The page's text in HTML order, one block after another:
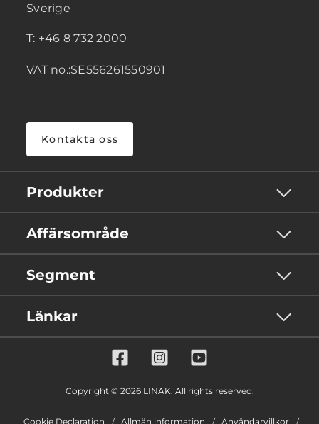
Sverige
T: +46 8 732 2000
VAT no.:SE556261550901
Kontakta oss
Produkter
Affärsområde
Segment
Länkar
Copyright © 2026 LINAK. All rights reserved.
Cookie Declaration Allmän information Användarvillkor